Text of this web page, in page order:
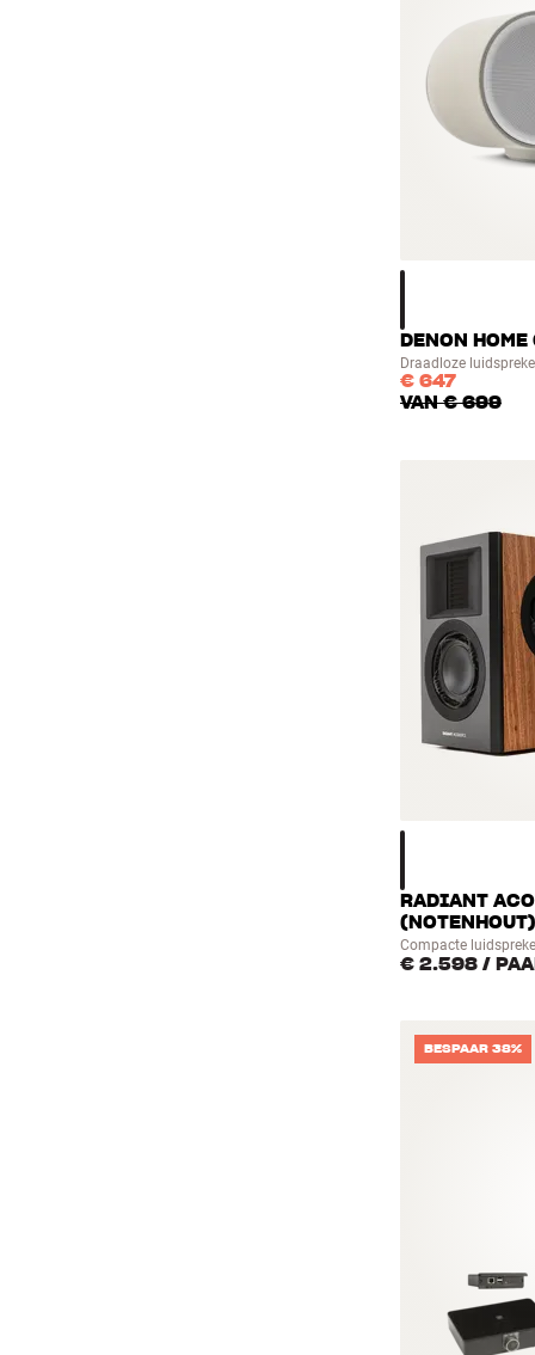
DENON
Draadloze
€ 647
VAN€ 699
RADIANT
(NOTENHOUT)
Compacte
€ 2.598 /
BESPAAR 38%